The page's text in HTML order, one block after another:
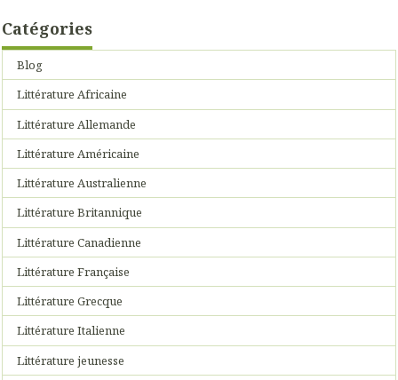
Catégories
Blog
Littérature Africaine
Littérature Allemande
Littérature Américaine
Littérature Australienne
Littérature Britannique
Littérature Canadienne
Littérature Française
Littérature Grecque
Littérature Italienne
Littérature jeunesse